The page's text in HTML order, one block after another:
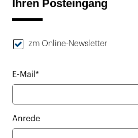
Ihren Posteingang
zm Online-Newsletter
E-Mail*
Anrede